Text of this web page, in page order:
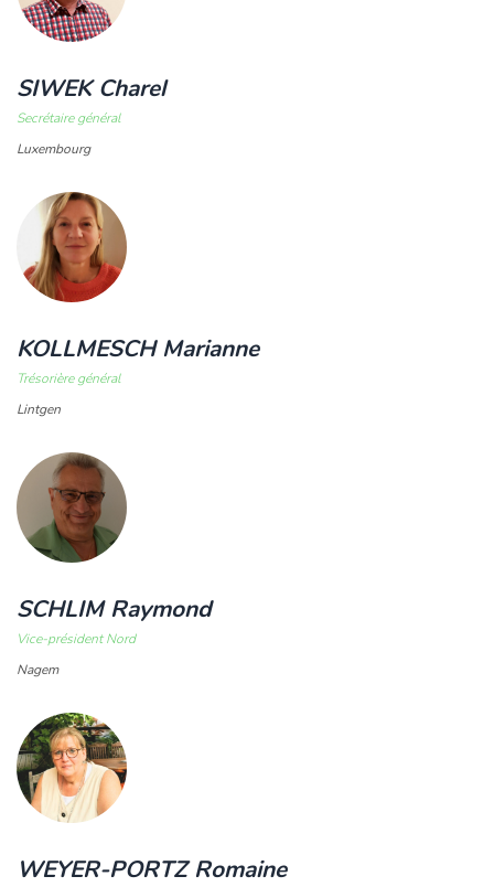
SIWEK Charel
Secrétaire général
Luxembourg
KOLLMESCH Marianne
Trésorière général
Lintgen
SCHLIM Raymond
Vice-président Nord
Nagem
WEYER-PORTZ Romaine